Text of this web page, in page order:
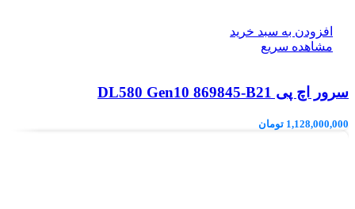
افزودن به سبد خرید
مشاهده سریع
سرور اچ پی DL580 Gen10 869845-B21
1,128,000,000 تومان